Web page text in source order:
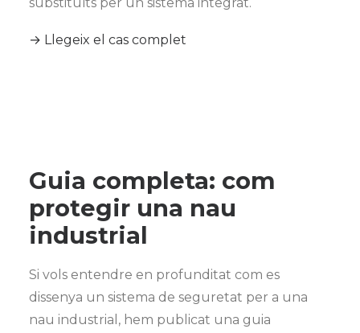
→ Llegeix el cas complet
Guia completa: com
protegir una nau
industrial
Si vols entendre en profunditat com es
dissenya un sistema de seguretat per a una
nau industrial, hem publicat una guia